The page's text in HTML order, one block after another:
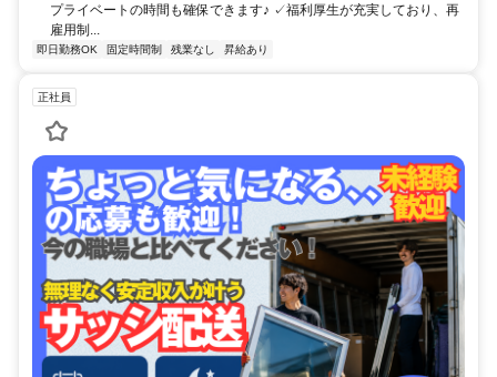
プライベートの時間も確保できます♪ ✓福利厚生が充実しており、再
雇用制...
即日勤務OK 固定時間制 残業なし 昇給あり
正社員